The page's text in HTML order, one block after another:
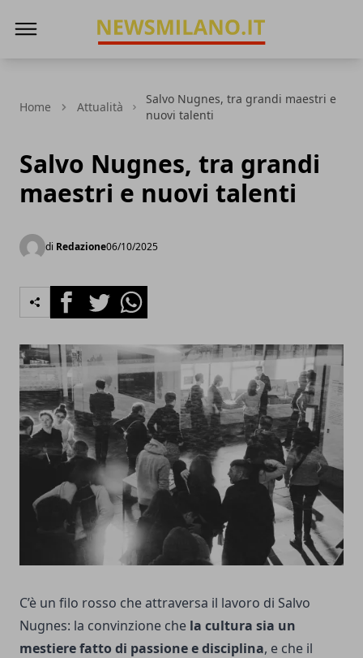
Home Attualità
Salvo Nugnes, tra grandi maestri e
nuovi talenti
Salvo Nugnes, tra grandi
maestri e nuovi talenti
di Redazione06/10/2025
FacebookTwitterWhatsapp
C’è un filo rosso che attraversa il lavoro di Salvo
Nugnes: la convinzione che la cultura sia un
mestiere fatto di passione e disciplina, e che il